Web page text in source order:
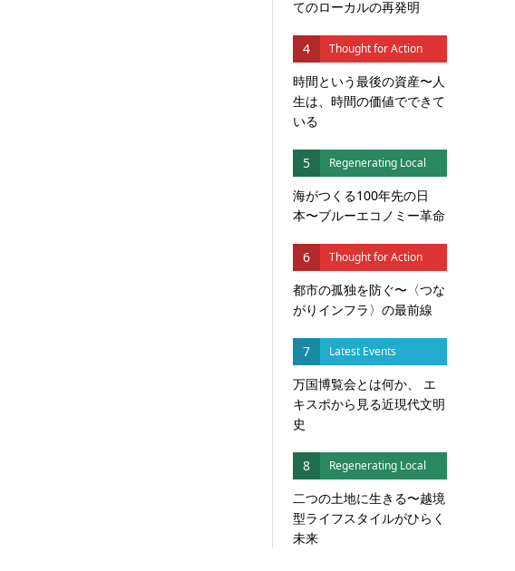
てのローカルの再発明
4 Thought for Action
時間という最後の資産〜人
生は、時間の価値でできて
いる
5 Regenerating Local
海がつくる100年先の日
本〜ブルーエコノミー革命
6 Thought for Action
都市の孤独を防ぐ〜〈つな
がりインフラ〉の最前線
7 Latest Events
万国博覧会とは何か、 エ
キスポから見る近現代文明
史
8 Regenerating Local
二つの土地に生きる〜越境
型ライフスタイルがひらく
未来